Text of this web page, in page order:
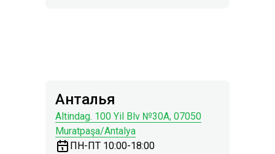
Анталья
Altindag. 100 Yil Blv №30A, 07050
Muratpaşa/Antalya
ПН-ПТ 10:00-18:00